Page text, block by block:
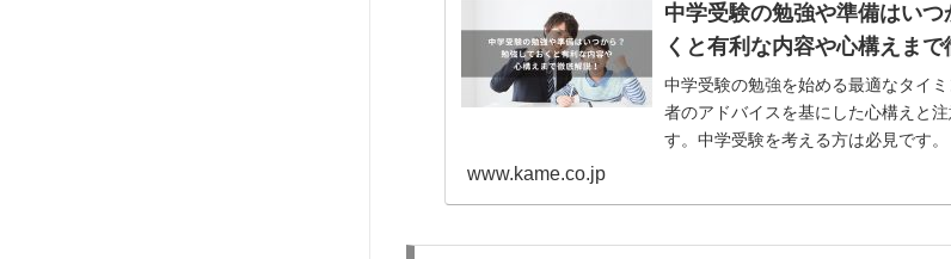
中学受験の勉強や準備はい
くと有利な内容や心構えまで
中学受験の勉強を始める最適なタイ
者のアドバイスを基にした心構えと
す。中学受験を考える方は必見です。
www.kame.co.jp